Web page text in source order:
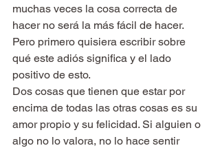
muchas veces la cosa correcta de
hacer no será la más fácil de hacer.
Pero primero quisiera escribir sobre
qué este adiós significa y el lado
positivo de esto.
Dos cosas que tienen que estar por
encima de todas las otras cosas es su
amor propio y su felicidad. Si alguien o
algo no lo valora, no lo hace sentir